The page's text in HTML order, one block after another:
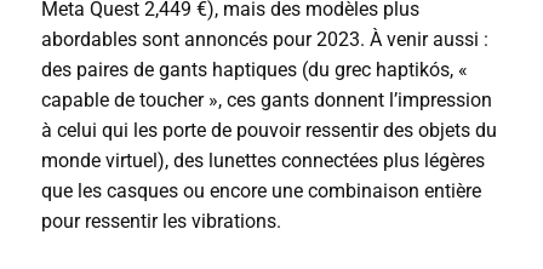
Meta Quest 2,449 €), mais des modèles plus
abordables sont annoncés pour 2023. À venir aussi :
des paires de gants haptiques (du grec haptikós, «
capable de toucher », ces gants donnent l’impression
à celui qui les porte de pouvoir ressentir des objets du
monde virtuel), des lunettes connectées plus légères
que les casques ou encore une combinaison entière
pour ressentir les vibrations.